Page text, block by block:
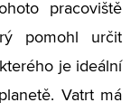
pracoviště
pomohl určit
je ideální
Vatrt má